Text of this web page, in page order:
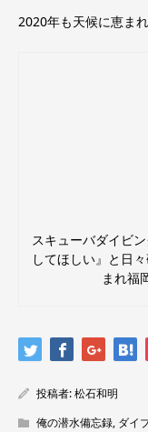
2020年も天候に恵まれ
スキューバダイビ
してほしい』と日
まれ福
投稿者:松石和明
俺の潜水備忘録, ダイ